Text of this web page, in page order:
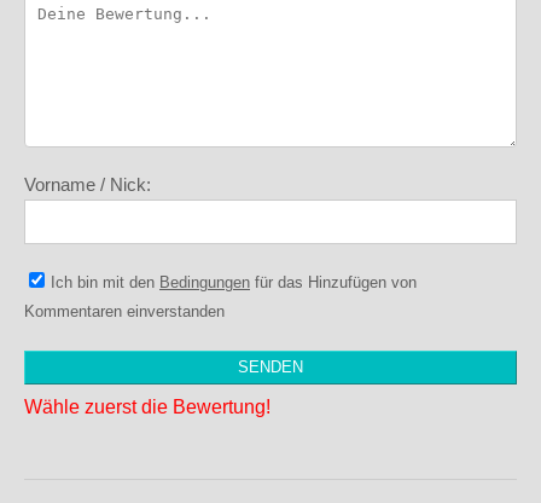
Vorname / Nick:
Ich bin mit den Bedingungen für das Hinzufügen von
Kommentaren einverstanden
Wähle zuerst die Bewertung!